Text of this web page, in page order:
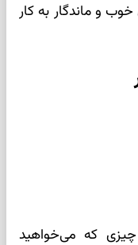
و ماندگار به کار
که می‌خواهید